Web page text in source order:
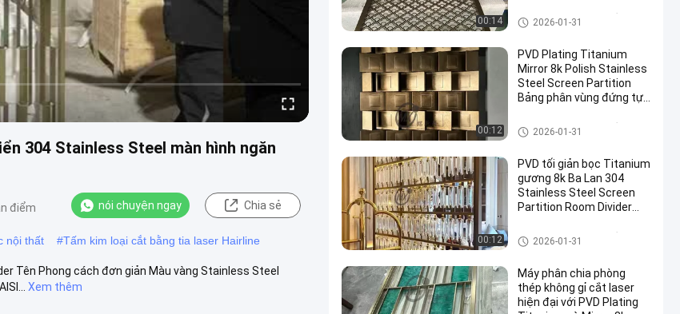
304 Stainless Steel màn hình ngăn
điểm nói chuyện ngay Chia sẻ
nội thất #Tấm kim loại cắt bằng tia laser Hairline
Tên Phong cách đơn giản Màu vàng Stainless Steel
Xem thêm
00:14
vách ngăn màn hình bằng thé
p không gỉ
2026-01-31
00:12
PVD Plating Titanium
Mirror 8k Polish Stainless
Steel Screen Partition
Bảng phân vùng đứng tự
vách ngăn màn hình bằng thé
p không gỉ
2026-01-31
00:12
PVD tối giản bọc Titanium
gương 8k Ba Lan 304
Stainless Steel Screen
Partition Room Divider
vách ngăn màn hình bằng thé
p không gỉ
2026-01-31
Máy phân chia phòng
thép không gỉ cắt laser
hiện đại với PVD Plating